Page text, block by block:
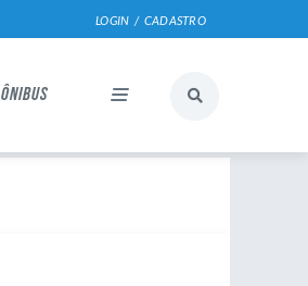
LOGIN / CADASTRO
ÔNIBUS